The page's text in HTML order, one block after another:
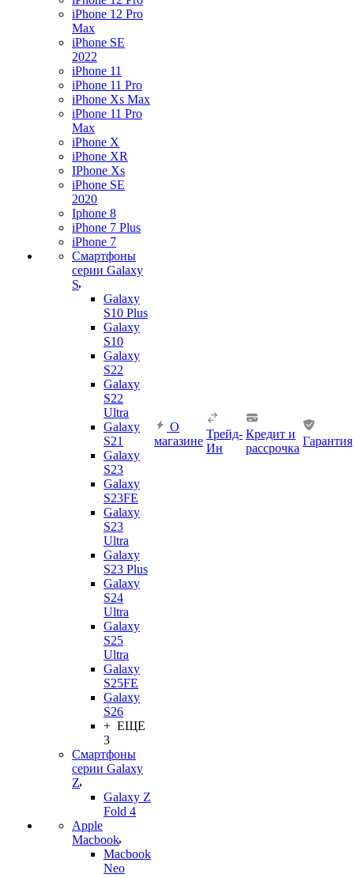
iPhone 12 Pro
Max
iPhone SE
2022
iPhone 11
iPhone 11 Pro
iPhone Xs Max
iPhone 11 Pro
Max
iPhone X
iPhone XR
IPhone Xs
iPhone SE
2020
Iphone 8
iPhone 7 Plus
iPhone 7
Смартфоны
серии Galaxy
S
Galaxy
S10 Plus
Galaxy
S10
Galaxy
S22
Galaxy
S22
Ultra
Galaxy
S21
Galaxy
S23
Galaxy
S23FE
Galaxy
S23
Ultra
Galaxy
S23 Plus
Galaxy
S24
Ultra
Galaxy
S25
Ultra
Galaxy
S25FE
Galaxy
S26
+ ЕЩЕ
3
Смартфоны
серии Galaxy
Z
Galaxy Z
Fold 4
Apple
Macbook
Macbook
Neo
О
магазине
Трейд-
Ин
Кредит и
рассрочка
Гарантия